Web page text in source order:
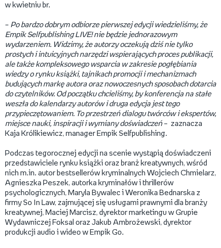
w kwietniu br.
– Po bardzo dobrym odbiorze pierwszej edycji wiedzieliśmy, że
Empik Selfpublishing LIVE! nie będzie jednorazowym
wydarzeniem. Widzimy, że autorzy oczekują dziś nie tylko
prostych i intuicyjnych narzędzi wspierających proces publikacji,
ale także kompleksowego wsparcia w zakresie pogłębiania
wiedzy o rynku książki, tajnikach promocji i mechanizmach
budujących markę autora oraz nowoczesnych sposobach dotarcia
do czytelników. Od początku chcieliśmy, by konferencja na stałe
weszła do kalendarzy autorów i druga edycja jest tego
przypieczętowaniem. To przestrzeń dialogu twórców i ekspertów,
miejsce nauki, inspiracji i wymiany doświadczeń – zaznacza
Kaja Królikiewicz, manager Empik Selfpublishing.
Podczas tegorocznej edycji na scenie wystąpią doświadczeni
przedstawiciele rynku książki oraz branż kreatywnych, wśród
nich m.in. autor bestsellerów kryminalnych Wojciech Chmielarz,
Agnieszka Peszek, autorka kryminałów i thrillerów
psychologicznych, Maryla Bywalec i Weronika Bednarska z
firmy So In Law, zajmującej się usługami prawnymi dla branży
kreatywnej, Maciej Marcisz, dyrektor marketingu w Grupie
Wydawniczej Foksal oraz Jakub Ambrożewski, dyrektor
produkcji audio i wideo w Empik Go.